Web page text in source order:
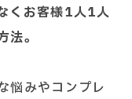
くお客様1人1人
。
悩みやコンプレ